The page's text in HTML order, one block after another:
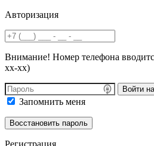
Авторизация
Внимание! Номер телефона
хх-хх)
Войти
Запомнить меня
Регистрация